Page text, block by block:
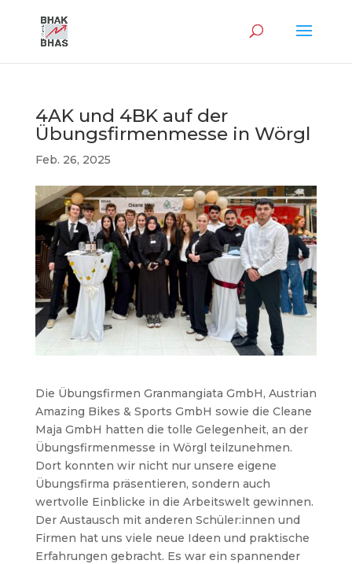
4AK und 4BK auf der
Übungsfirmenmesse in Wörgl
Feb. 26, 2025
Die Übungsfirmen Granmangiata GmbH, Austrian
Amazing Bikes & Sports GmbH sowie die Cleane
Maja GmbH hatten die tolle Gelegenheit, an der
Übungsfirmenmesse in Wörgl teilzunehmen.
Dort konnten wir nicht nur unsere eigene
Übungsfirma präsentieren, sondern auch
wertvolle Einblicke in die Arbeitswelt gewinnen.
Der Austausch mit anderen Schüler:innen und
Firmen hat uns viele neue Ideen und praktische
Erfahrungen gebracht. Es war ein spannender